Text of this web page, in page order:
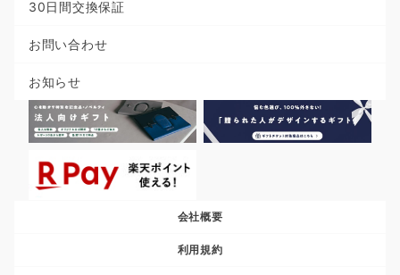
30日間交換保証
お問い合わせ
お知らせ
会社概要
利用規約